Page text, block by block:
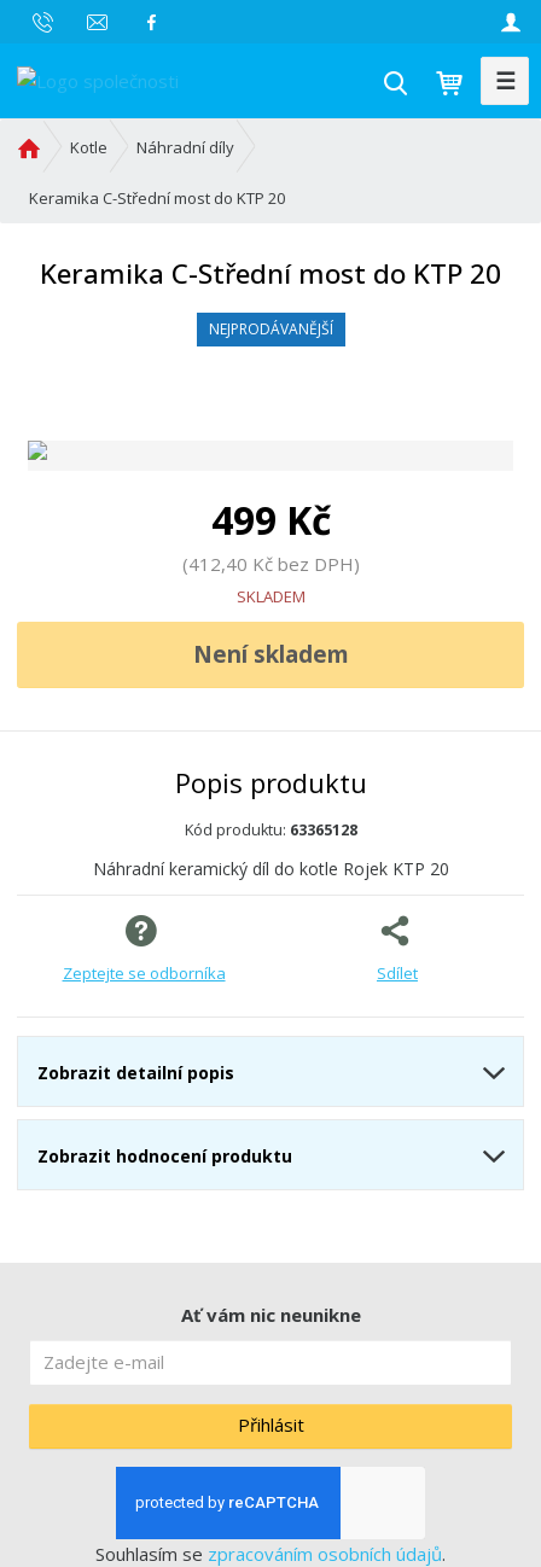
a
☰
o
a
Kotle Náhradní díly
Keramika C-Střední most do KTP 20
Keramika C-Střední most do KTP 20
NEJPRODÁVANĚJŠÍ
499 Kč
412,40 Kč bez DPH
SKLADEM
Není skladem
Popis produktu
Kód produktu: 63365128
Náhradní keramický díl do kotle Rojek KTP 20
Zeptejte se odborníka Sdílet
Zobrazit detailní popis
Zobrazit hodnocení produktu
Ať vám nic neunikne
Přihlásit
Souhlasím se zpracováním osobních údajů.